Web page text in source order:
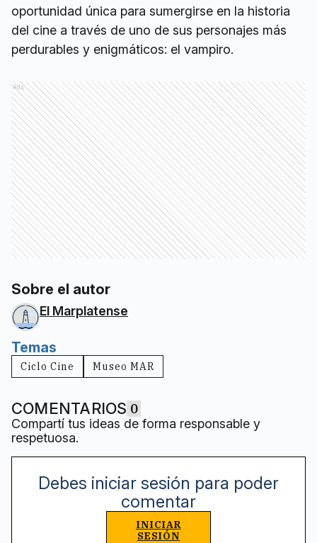
oportunidad única para sumergirse en la historia
del cine a través de uno de sus personajes más
perdurables y enigmáticos: el vampiro.
Ads
Sobre el autor
El Marplatense
Temas
Ciclo Cine Museo MAR
COMENTARIOS 0
Compartí tus ideas de forma responsable y
respetuosa.
Debes iniciar sesión para poder
comentar
INICIAR
SESIÓN